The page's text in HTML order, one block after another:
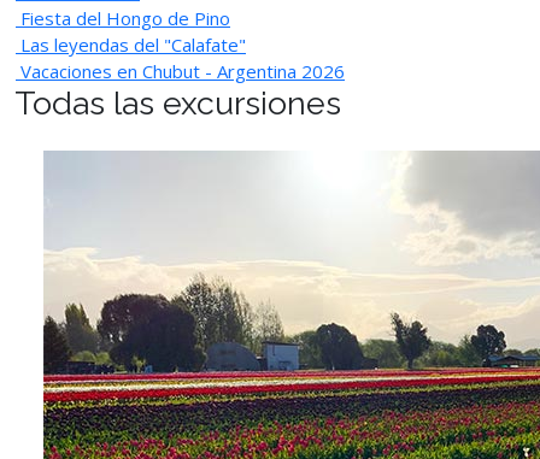
Fiesta del Hongo de Pino
Las leyendas del "Calafate"
Vacaciones en Chubut - Argentina 2026
Todas las excursiones